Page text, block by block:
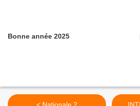
Bonne année 2025